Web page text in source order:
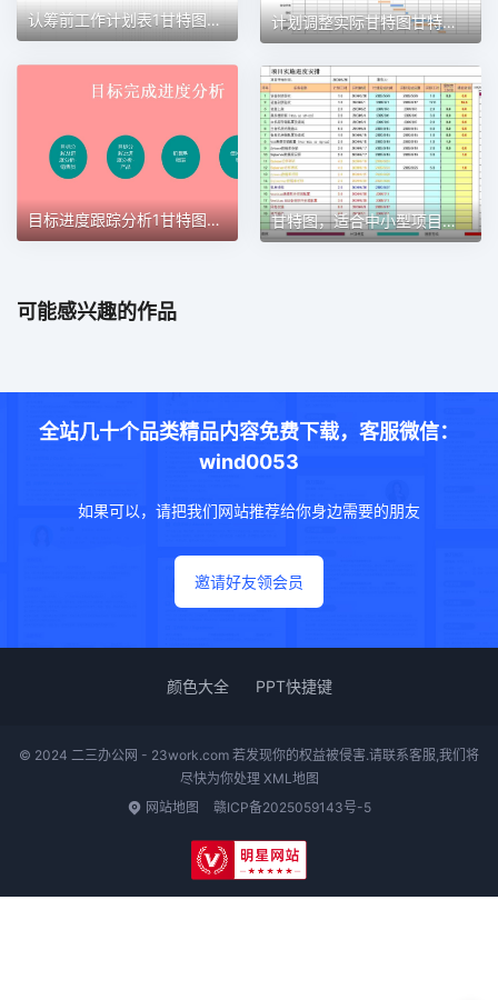
认筹前工作计划表1甘特图excel模板 计划调整实际甘特图甘特图excel模板
目标进度跟踪分析1甘特图excel模板 甘特图，适合中小型项目管理使用甘特图excel模板
可能感兴趣的作品
全站几十个品类精品内容免费下载，客服微信：
wind0053
如果可以，请把我们网站推荐给你身边需要的朋友
邀请好友领会员
颜色大全 PPT快捷键
© 2024 二三办公网 - 23work.com 若发现你的权益被侵害.请联系客服,我们将
尽快为你处理 XML地图
网站地图
赣ICP备2025059143号-5